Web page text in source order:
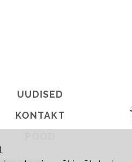
UUDISED
KONTAKT